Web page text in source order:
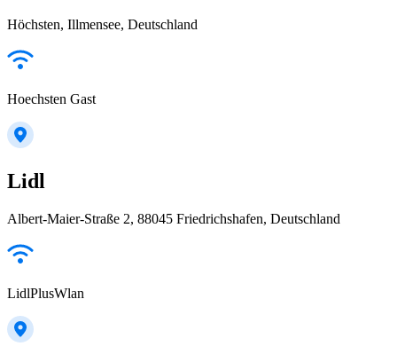
Höchsten, Illmensee, Deutschland
Hoechsten Gast
Lidl
Albert-Maier-Straße 2, 88045 Friedrichshafen, Deutschland
LidlPlusWlan